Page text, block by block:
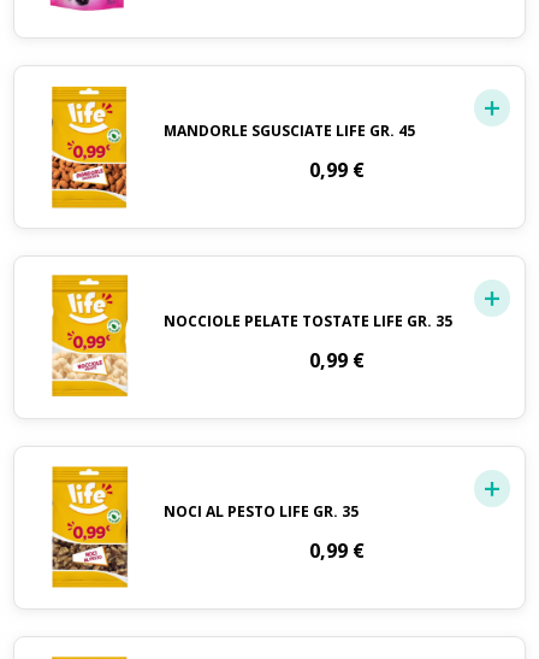
MANDORLE SGUSCIATE LIFE GR. 45
0,99 €
NOCCIOLE PELATE TOSTATE LIFE GR. 35
0,99 €
NOCI AL PESTO LIFE GR. 35
0,99 €